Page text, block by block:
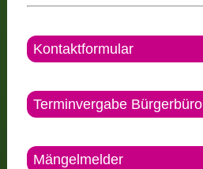
Kontaktformular
Terminvergabe Bürgerbüro
Mängelmelder